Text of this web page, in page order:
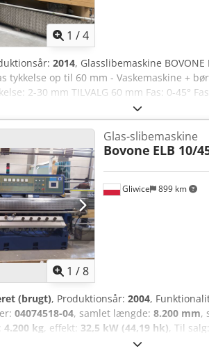
1 /4
2014, Glasslibemaskine BOVONE
tykkelse op til 60 mm - Vaskemaskine +
2-30 mm TILVALG 60 mm Fas: 0-45°
mm kant 65 x 65 mm fase 22,5° 85 x 85
22,5° 100 x 100 mm fase 45° 140 x 140
mm Mål: længde: 8200 mm bredde:
1 /8
Gliwice 899 km
Glas-slibemaskine
Bovone ELB 10/
(brugt), Produktionsår: 2004,
04074518-04, samlet længde: 8.200 mm,
4.200 kg, effekt: 32,5 kW (44,19 hk), Til
Produktionsår: 2004. Den bedste